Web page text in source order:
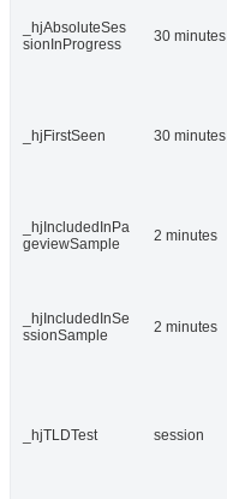
_hjAbsoluteSes
sionInProgress
30 minutes
_hjFirstSeen 30 minutes
_hjIncludedInPa
geviewSample
2 minutes
_hjIncludedInSe
ssionSample
2 minutes
_hjTLDTest session